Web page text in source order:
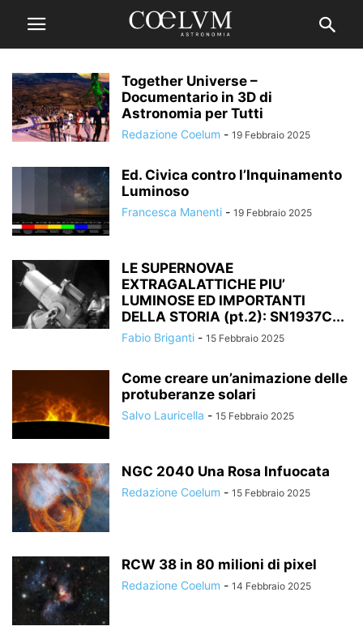
Together Universe –
Documentario in 3D di
Astronomia per Tutti
Redazione Coelum - 19 Febbraio 2025
Ed. Civica contro l’Inquinamento
Luminoso
Francesca Manenti - 19 Febbraio 2025
LE SUPERNOVAE
EXTRAGALATTICHE PIU’
LUMINOSE ED IMPORTANTI
DELLA STORIA (pt.2): SN1937C...
Fabio Briganti - 15 Febbraio 2025
Come creare un’animazione delle
protuberanze solari
Salvo Lauricella - 15 Febbraio 2025
NGC 2040 Una Rosa Infuocata
Redazione Coelum - 15 Febbraio 2025
RCW 38 in 80 milioni di pixel
Redazione Coelum - 14 Febbraio 2025